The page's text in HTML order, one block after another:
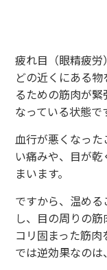
疲れ目（眼精疲
どの近くにある
るための筋肉が
なっている状態で
血行が悪くなっ
い痛みや、目が
まいます。
ですから、温め
し、目の周りの筋
コリ固まった筋
では逆効果なのは